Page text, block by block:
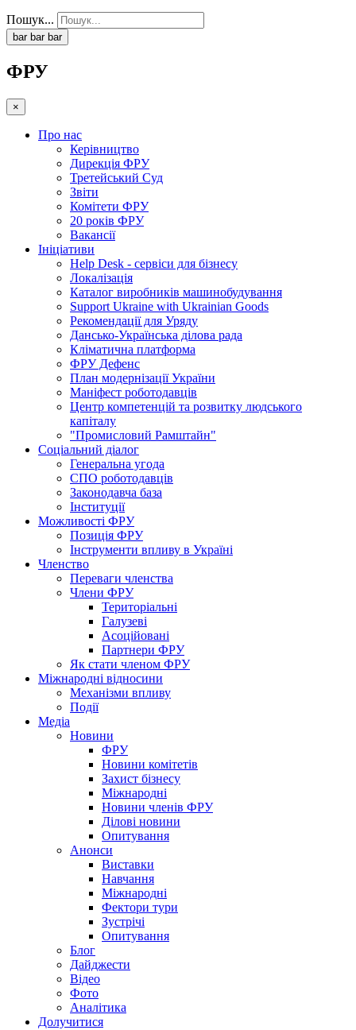
Пошук...
bar bar bar
ФРУ
×
Про нас
Керівництво
Дирекція ФРУ
Третейський Суд
Звіти
Комітети ФРУ
20 років ФРУ
Вакансії
Ініціативи
Help Desk - сервіси для бізнесу
Локалізація
Каталог виробників машинобудування
Support Ukraine with Ukrainian Goods
Рекомендації для Уряду
Дансько-Українська ділова рада
Кліматична платформа
ФРУ Дефенс
План модернізації України
Маніфест роботодавців
Центр компетенцій та розвитку людського
капіталу
"Промисловий Рамштайн"
Соціальний діалог
Генеральна угода
СПО роботодавців
Законодавча база
Інституції
Можливості ФРУ
Позиція ФРУ
Інструменти впливу в Україні
Членство
Переваги членства
Члени ФРУ
Територіальні
Галузеві
Асоційовані
Партнери ФРУ
Як стати членом ФРУ
Міжнародні відносини
Механізми впливу
Події
Медіа
Новини
ФРУ
Новини комітетів
Захист бізнесу
Міжнародні
Новини членів ФРУ
Ділові новини
Опитування
Анонси
Виставки
Навчання
Міжнародні
Фектори тури
Зустрічі
Опитування
Блог
Дайджести
Відео
Фото
Аналітика
Долучитися